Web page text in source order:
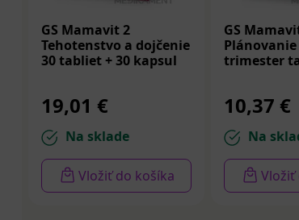
GS Mamavit 2
Tehotenstvo a dojčenie
30 tabliet + 30 kapsul
19,01 €
Na sklade
Vložiť do košíka
GS
Plánovanie
trimester
10,37 €
Na
Vložiť